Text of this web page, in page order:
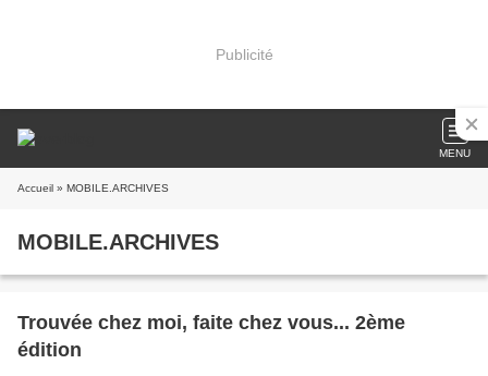
Publicité
MENU
Accueil » MOBILE.ARCHIVES
MOBILE.ARCHIVES
Trouvée chez moi, faite chez vous... 2ème
édition